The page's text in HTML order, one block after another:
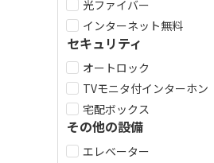
光ファイバー
インターネット無料
セキュリティ
オートロック
TVモニタ付インターホン
宅配ボックス
その他の設備
エレベーター